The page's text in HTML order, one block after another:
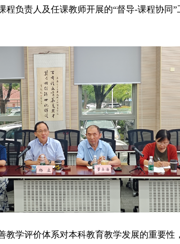
负责人及任课教师开展的“督导-课程协同
学评价体系对本科教育教学发展的重要